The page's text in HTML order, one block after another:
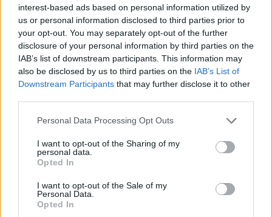
interest-based ads based on personal information utilized by
us or personal information disclosed to third parties prior to
your opt-out. You may separately opt-out of the further
disclosure of your personal information by third parties on the
IAB’s list of downstream participants. This information may
also be disclosed by us to third parties on the IAB’s List of
Downstream Participants that may further disclose it to other
Personal Data Processing Opt Outs
I want to opt-out of the Sharing of my
personal data.
Opted In
I want to opt-out of the Sale of my
Personal Data.
Opted In
Minka 11. rész